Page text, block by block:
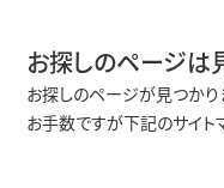
松
国際
経
卒業
クラ
地
編
お探しのページは
お探しのページが見つかり
お手数ですが下記のサイト